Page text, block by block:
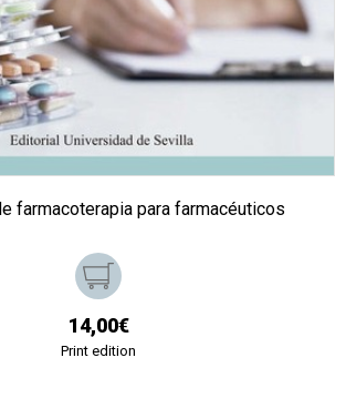
farmacoterapia para farmacéuticos
14,00€
Print edition